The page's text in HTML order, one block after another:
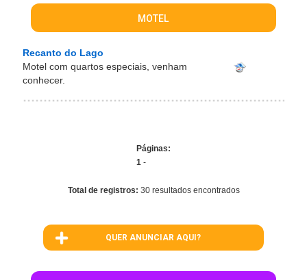
MOTEL
Recanto do Lago
Motel com quartos especiais, venham
conhecer.
Páginas:
1 -
Total de registros: 30 resultados encontrados
QUER ANUNCIAR AQUI?